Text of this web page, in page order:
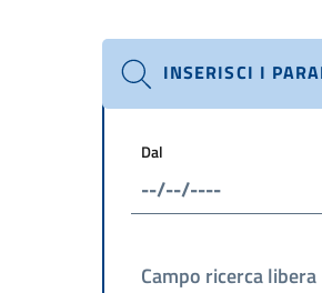
INSERISCI I
Dal
Campo ricerca libera